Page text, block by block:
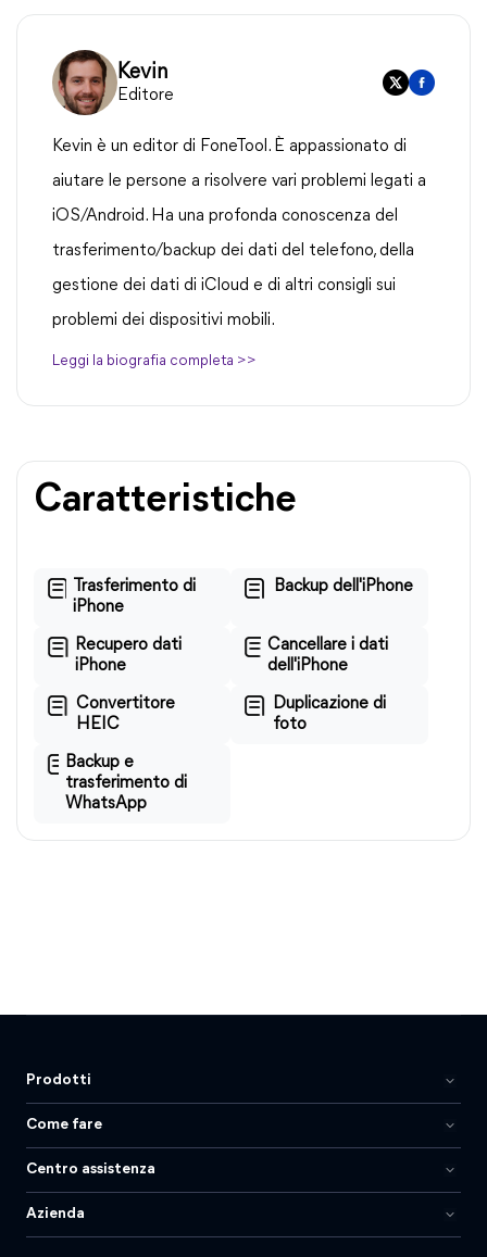
Kevin
Editore
Kevin è un editor di FoneTool. È appassionato di
aiutare le persone a risolvere vari problemi legati a
iOS/Android. Ha una profonda conoscenza del
trasferimento/backup dei dati del telefono, della
gestione dei dati di iCloud e di altri consigli sui
problemi dei dispositivi mobili.
Leggi la biografia completa >>
Caratteristiche
Trasferimento di
iPhone
Backup dell'iPhone
Recupero dati
iPhone
Cancellare i dati
dell'iPhone
Convertitore
HEIC
Duplicazione di
foto
Backup e
trasferimento di
WhatsApp
Prodotti
Come fare
Centro assistenza
Azienda